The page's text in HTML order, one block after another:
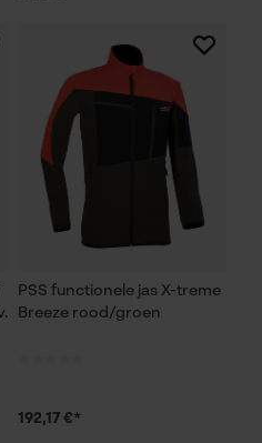
PSS functionele jas X-treme
Breeze rood/groen
192,17 €*
homepage
winkelwagen
begroeting
gebruikersdetectie